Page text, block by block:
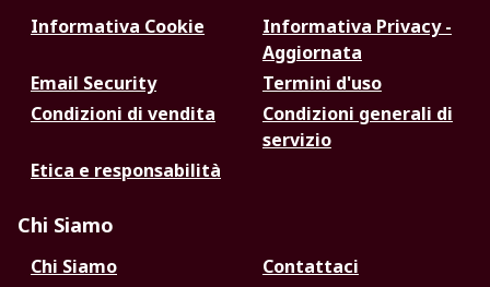
Informativa Cookie
Informativa Privacy -
Aggiornata
Email Security
Termini d'uso
Condizioni di vendita
Condizioni generali di
servizio
Etica e responsabilità
Chi Siamo
Chi Siamo
Contattaci